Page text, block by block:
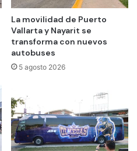
La movilidad de Puerto
Vallarta y Nayarit se
transforma con nuevos
autobuses
5 agosto 2026